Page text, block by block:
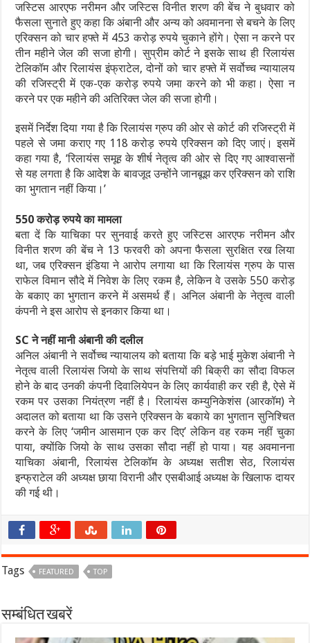
जस्टिस आरएफ नरीमन और जस्टिस विनीत शरण की बेंच ने बुधवार को
फैसला सुनाते हुए कहा कि अंबानी और अन्य को अवमानना से बचने के लिए
एरिक्सन को चार हफ्ते में 453 करोड़ रुपये चुकाने होंगे। ऐसा न करने पर
तीन महीने जेल की सजा होगी। सुप्रीम कोर्ट ने इसके साथ ही रिलायंस
टेलिकॉम और रिलायंस इंफ्राटेल, दोनों को चार हफ्ते में सर्वोच्च न्यायालय
की रजिस्ट्री में एक-एक करोड़ रुपये जमा करने को भी कहा। ऐसा न
करने पर एक महीने की अतिरिक्त जेल की सजा होगी।
इसमें निर्देश दिया गया है कि रिलायंस ग्रुप की ओर से कोर्ट की रजिस्ट्री में
पहले से जमा कराए गए 118 करोड़ रुपये एरिक्सन को दिए जाएं। इसमें
कहा गया है, ‘रिलायंस समूह के शीर्ष नेतृत्व की ओर से दिए गए आश्वासनों
से यह लगता है कि आदेश के बावजूद उन्होंने जानबूझ कर एरिक्सन को राशि
का भुगतान नहीं किया।’
550 करोड़ रुपये का मामला
बता दें कि याचिका पर सुनवाई करते हुए जस्टिस आरएफ नरीमन और
विनीत शरण की बेंच ने 13 फरवरी को अपना फैसला सुरक्षित रख लिया
था, जब एरिक्सन इंडिया ने आरोप लगाया था कि रिलायंस ग्रुप के पास
राफेल विमान सौदे में निवेश के लिए रकम है, लेकिन वे उसके 550 करोड़
के बकाए का भुगतान करने में असमर्थ हैं। अनिल अंबानी के नेतृत्व वाली
कंपनी ने इस आरोप से इनकार किया था।
SC ने नहीं मानी अंबानी की दलील
अनिल अंबानी ने सर्वोच्च न्यायालय को बताया कि बड़े भाई मुकेश अंबानी ने
नेतृत्व वाली रिलायंस जियो के साथ संपत्तियों की बिक्री का सौदा विफल
होने के बाद उनकी कंपनी दिवालियेपन के लिए कार्यवाही कर रही है, ऐसे में
रकम पर उसका नियंत्रण नहीं है। रिलायंस कम्युनिकेशंस (आरकॉम) ने
अदालत को बताया था कि उसने एरिक्सन के बकाये का भुगतान सुनिश्चित
करने के लिए ‘जमीन आसमान एक कर दिए’ लेकिन वह रकम नहीं चुका
पाया, क्योंकि जियो के साथ उसका सौदा नहीं हो पाया। यह अवमानना
याचिका अंबानी, रिलायंस टेलिकॉम के अध्यक्ष सतीश सेठ, रिलायंस
इन्फ्राटेल की अध्यक्ष छाया विरानी और एसबीआई अध्यक्ष के खिलाफ दायर
की गई थी।
Tags FEATURED TOP
सम्बंधित खबरें